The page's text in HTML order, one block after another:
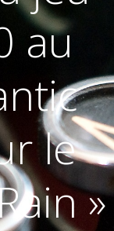
au
le
»